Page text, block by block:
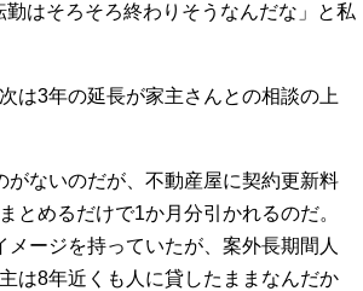
はそろそろ終わりそうなんだな」と私
は3年の延長が家主さんとの相談の上
ないのだが、不動産屋に契約更新料
とめるだけで1か月分引かれるのだ。
ージを持っていたが、案外長期間人
は8年近くも人に貸したままなんだか